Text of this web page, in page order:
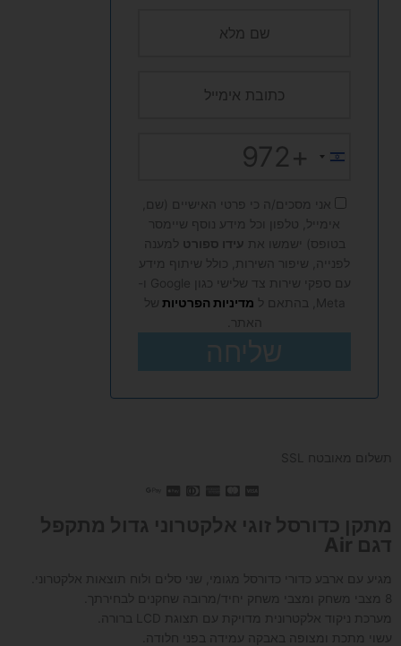
Israel
+972
אני מסכים/ה כי פרטי האישיים (שם,
אימייל, טלפון וכל מידע נוסף שיימסר
בטופס) ישמשו את עידו ספורט למענה
לפנייה, שיפור השירות, כולל שיתוף מידע
Meta, בהתאם ל
מדיניות הפרטיות של
האתר.
שליחה
תשלום מאובטח SSL
מתקן כדורסל זוגי אלקטרוני גדול מתקפל
דגם Air
מגיע עם ארבע כדורי כדורסל מגומי, שני סלים ולוח תוצאות אלקטרוני.
8 מצבי משחק ומצבי משחק יחיד/מרובה שחקנים לבחירתך.
מערכת ניקוד אלקטרונית מדויקת עם תצוגת LCD ברורה.
עשוי מתכת ומצופה באבקה עמידה בפני חלודה.